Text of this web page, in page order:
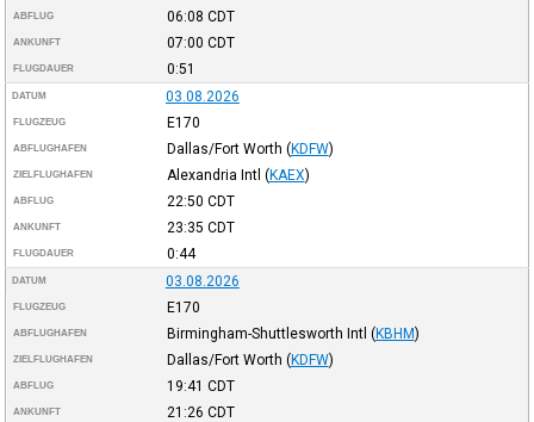
ABFLUG 06:08 CDT
ANKUNFT 07:00 CDT
FLUGDAUER 0:51
DATUM 03.08.2026
FLUGZEUG E170
ABFLUGHAFEN Dallas/Fort Worth (KDFW)
ZIELFLUGHAFEN Alexandria Intl (KAEX)
ABFLUG 22:50 CDT
ANKUNFT 23:35 CDT
FLUGDAUER 0:44
DATUM 03.08.2026
FLUGZEUG E170
ABFLUGHAFEN Birmingham-Shuttlesworth Intl (KBHM)
ZIELFLUGHAFEN Dallas/Fort Worth (KDFW)
ABFLUG 19:41 CDT
ANKUNFT 21:26 CDT